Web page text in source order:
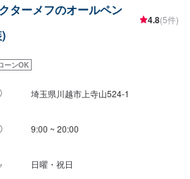
持ち込みOK！⭕️』欲しくて買ったけどうま
はありませんか？ジェイピットミナミでは、
を取り付けることが可能です。クルマ好き
代車をご利用ください。※代車の燃料代はお
。『営業時間・定休日』営業時間：8:30〜
古いクルマをはじめ、オリジナルの塗装色も
ます。大切なクルマの修理も安心してご利用
ターメフのオールペン
4.8(5件)
ーンOK
埼玉県川越市上寺山524-1
9:00 ~ 20:00
日曜・祝日